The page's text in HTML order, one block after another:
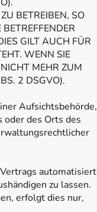
BETREIBEN, SO
GILT AUCH FÜR
WENN SIE
MEHR ZUM
2 DSGVO).
Aufsichtsbehörde,
des Orts des
automatisiert
zu lassen.
erfolgt dies nur,